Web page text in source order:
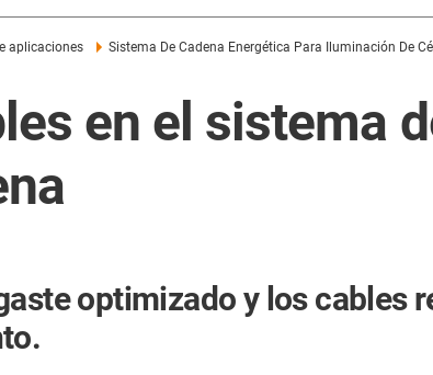
aplicaciones Sistema De Cadena Energética Para Iluminación De
en el sistema
optimizado y los cables